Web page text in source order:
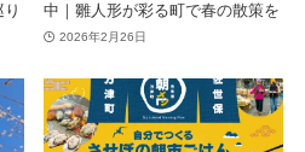
中｜雛人形が彩る町で春の散策を
2026年2月26日